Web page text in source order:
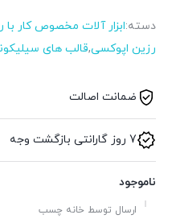
دسته:ابزار آلات مخصوص کار
رزین اپوکسی,قالب های
ضمانت اصالت
7 روز گارانتی بازگشت وجه
ناموجود
ارسال توسط خانه چسب